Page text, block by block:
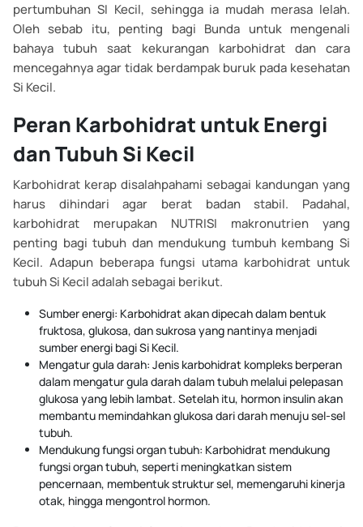
pertumbuhan SI Kecil, sehingga ia mudah merasa lelah.
Oleh sebab itu, penting bagi Bunda untuk mengenali
bahaya tubuh saat kekurangan karbohidrat dan cara
mencegahnya agar tidak berdampak buruk pada kesehatan
Si Kecil.
Peran Karbohidrat untuk Energi
dan Tubuh Si Kecil
Karbohidrat kerap disalahpahami sebagai kandungan yang
harus dihindari agar berat badan stabil. Padahal,
karbohidrat merupakan NUTRISI makronutrien yang
penting bagi tubuh dan mendukung tumbuh kembang Si
Kecil. Adapun beberapa fungsi utama karbohidrat untuk
tubuh Si Kecil adalah sebagai berikut.
Sumber energi: Karbohidrat akan dipecah dalam bentuk
fruktosa, glukosa, dan sukrosa yang nantinya menjadi
sumber energi bagi Si Kecil.
Mengatur gula darah: Jenis karbohidrat kompleks berperan
dalam mengatur gula darah dalam tubuh melalui pelepasan
glukosa yang lebih lambat. Setelah itu, hormon insulin akan
membantu memindahkan glukosa dari darah menuju sel-sel
tubuh.
Mendukung fungsi organ tubuh: Karbohidrat mendukung
fungsi organ tubuh, seperti meningkatkan sistem
pencernaan, membentuk struktur sel, memengaruhi kinerja
otak, hingga mengontrol hormon.